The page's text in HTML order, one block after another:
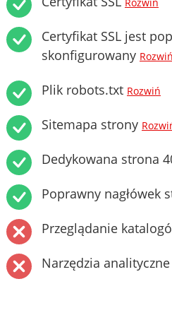
Rozwiń
Certyfikat SSL jest
skonfigurowany Rozwiń
Plik robots.txt Rozwiń
Sitemapa strony
Dedykowana strona
Poprawny nagłówek
Przeglądanie
Narzędzia analityczne